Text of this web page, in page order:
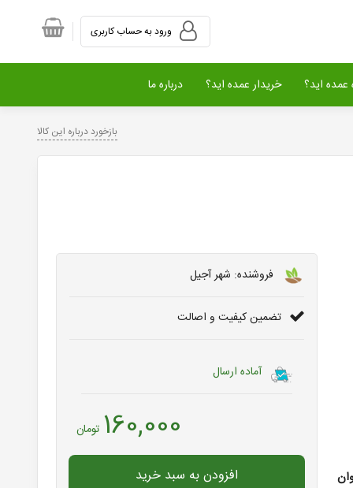
عمده اید؟ خریدار عمده اید؟ درباره ما
بازخورد درباره این کالا
فروشنده: شهر آجیل
تضمین کیفیت و اصالت
آماده ارسال
160,000 تومان
افزودن به سبد خرید